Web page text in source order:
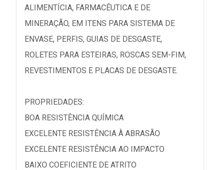
ALIMENTÍCIA, FARMACÊUTICA E DE
MINERAÇÃO, EM ITENS PARA SISTEMA DE
ENVASE, PERFIS, GUIAS DE DESGASTE,
ROLETES PARA ESTEIRAS, ROSCAS SEM-FIM,
REVESTIMENTOS E PLACAS DE DESGASTE.
PROPRIEDADES:
BOA RESISTÊNCIA QUÍMICA
EXCELENTE RESISTÊNCIA À ABRASÃO
EXCELENTE RESISTÊNCIA AO IMPACTO
BAIXO COEFICIENTE DE ATRITO